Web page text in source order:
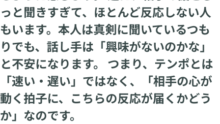
っと聞きすぎて、ほとんど反応しない人
もいます。本人は真剣に聞いているつも
りでも、話し手は「興味がないのかな」
と不安になります。 つまり、テンポとは
「速い・遅い」ではなく、「相手の心が
動く拍子に、こちらの反応が届くかどう
か」なのです。